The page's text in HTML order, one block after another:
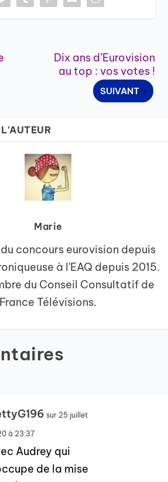
Dix ans d’Eurovision
au top : vos votes !
SUIVANT
Marie
concours eurovision depuis
à l'EAQ depuis 2015.
du Conseil Consultatif de
France Télévisions.
sur 25 juillet
à 23:37
Audrey qui
de la mise